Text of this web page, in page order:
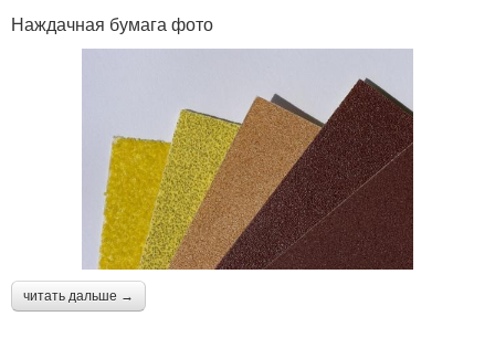
Наждачная бумага фото
читать дальше →